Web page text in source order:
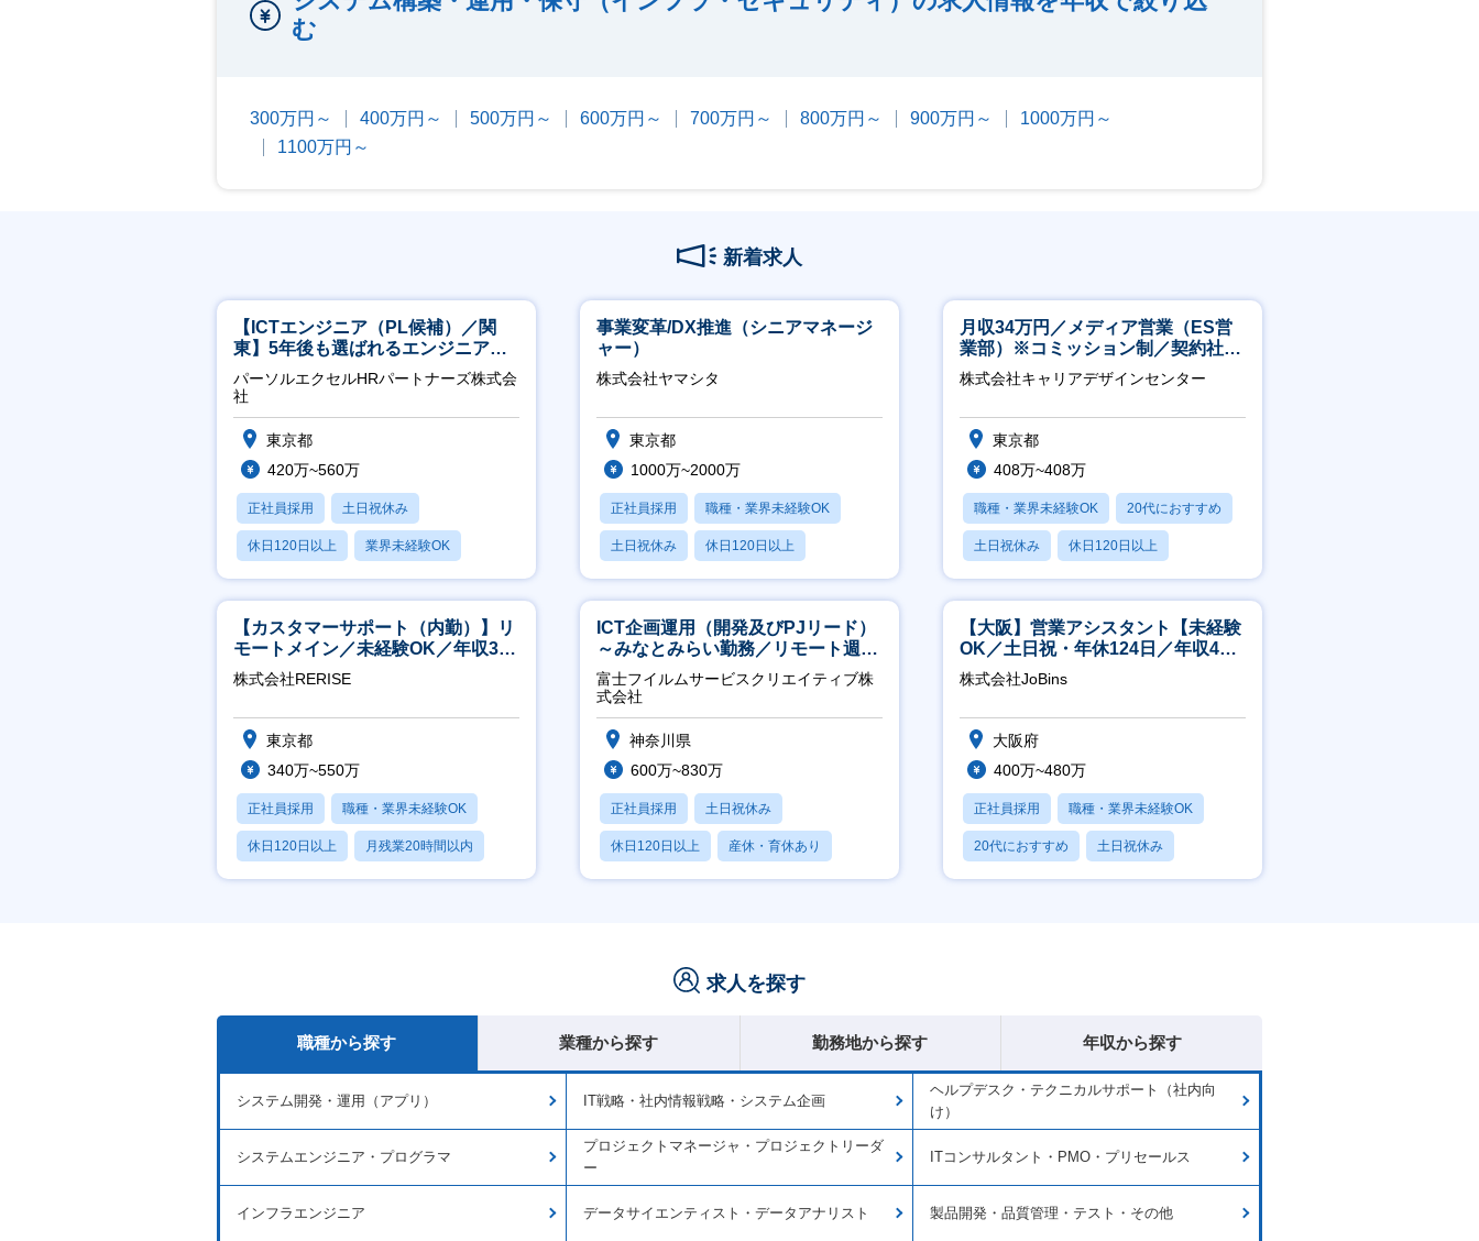
む
300万円～ 400万円～ 500万円～ 600万円～ 700万円～ 800万円～ 900万円～
1000万円～
1100万円～
新着求人
【ICTエンジニア（PL候補）／関
東】5年後も選ばれるエンジニアへ
／チーム運営・体制構築
パーソルエクセルHRパートナーズ株式会
社
東京都
420万~560万
正社員採用 土日祝休み
休日120日以上 業界未経験OK
月残業20時間以内
事業変革/DX推進（シニアマネージ
ャー）
株式会社ヤマシタ
東京都
1000万~2000万
正社員採用 職種・業界未経験OK
土日祝休み 休日120日以上
産休・育休あり
月収34万円／メディア営業（ES営
業部）※コミッション制／契約社員
※4年目以降無期化
株式会社キャリアデザインセンター
東京都
408万~408万
職種・業界未経験OK 20代におすすめ
土日祝休み 休日120日以上
産休・育休あり
【カスタマーサポート（内勤）】リ
モートメイン／未経験OK／年収340
万～／年間休日125日
株式会社RERISE
東京都
340万~550万
正社員採用 職種・業界未経験OK
休日120日以上 月残業20時間以内
賞与あり
ICT企画運用（開発及びPJリード）
～みなとみらい勤務／リモート週
2OK／業務改善～
富士フイルムサービスクリエイティブ株
式会社
神奈川県
600万~830万
正社員採用 土日祝休み
休日120日以上 産休・育休あり
月残業20時間以内
【大阪】営業アシスタント【未経験
OK／土日祝・年休124日／年収400
万～／転勤なし】
株式会社JoBins
大阪府
400万~480万
正社員採用 職種・業界未経験OK
20代におすすめ 土日祝休み
休日120日以上
求人を探す
職種から探す 業種から探す 勤務地から探す 年収から探す
システム開発・運用（アプリ） IT戦略・社内情報戦略・システム企画
ヘルプデスク・テクニカルサポート（社内向
け）
システムエンジニア・プログラマ
プロジェクトマネージャ・プロジェクトリーダ
ー
ITコンサルタント・PMO・プリセールス
インフラエンジニア データサイエンティスト・データアナリスト 製品開発・品質管理・テスト・その他